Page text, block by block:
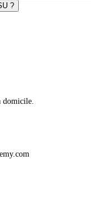
?
domicile.